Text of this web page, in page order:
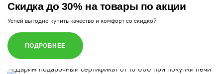
Скидка до 30% на товары по акции
Успей выгодно купить качество и комфорт со скидкой
ПОДРОБНЕЕ